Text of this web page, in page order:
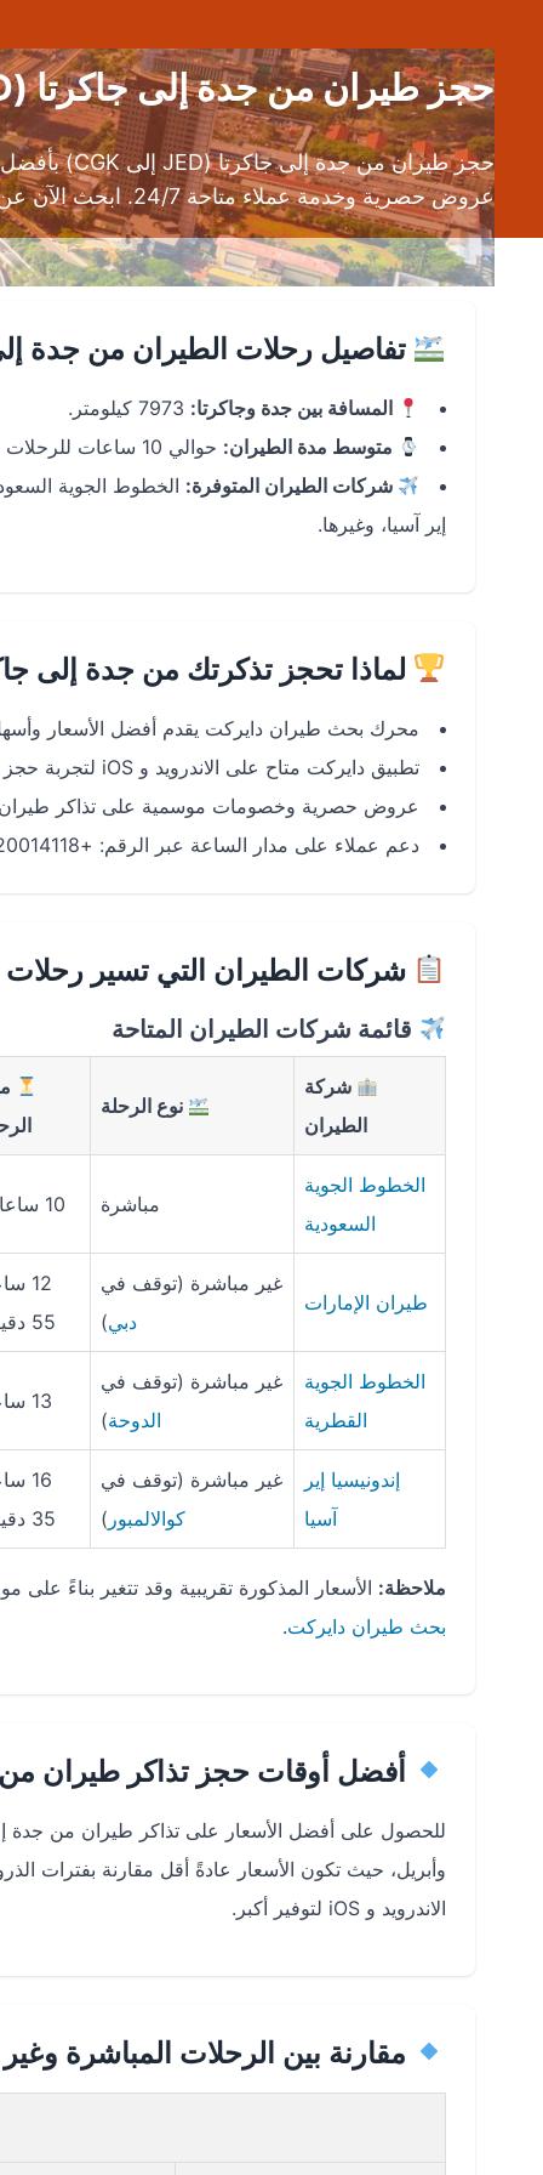
حجز طيران من جدة إلى جاكرتا (JED إلى CGK) | تذاكر طيران رخيصة
عروض حصرية وخدمة عملاء متاحة 24/7. ابحث الآن عن رحلات من مطار الملك عبد العزيز الدولي (JED) إلى مطار سوكارنو هاتا الدولي (CGK).
تفاصيل رحلات الطيران من جدة
المسافة بين جدة وجاكرتا:
متوسط مدة الطيران: حوالي 10 ساعات للرحلات المباشرة، و12-17 ساعة للرحلات غير المباشرة حسب التوقف.
شركات الطيران المتوفرة: الخطوط الجوية
إير آسيا، وغيرها.
لماذا تحجز تذكرتك من جدة إلى
محرك بحث طيران دايركت يقدم أفضل الأسعار
تطبيق دايركت متاح على الاندرويد و iOS لتجربة حجز سلسة.
عروض حصرية وخصومات موسمية على تذاكر طيران
دعم عملاء على مدار الساعة عبر الرقم: +966920014118
شركات الطيران التي تسير رحلات
قائمة شركات الطيران المتاحة
شركة
الطيران
نوع الرحلة
الخطوط الجوية
السعودية
مباشرة 10 ساعات
طيران الإمارات
غير مباشرة (توقف في
دبي)
12
55 دقيقة
الخطوط الجوية
القطرية
غير مباشرة (توقف في
الدوحة)
13 ساعة
إندونيسيا إير
آسيا
غير مباشرة (توقف في
كوالالمبور )
16
35 دقيقة
ملاحظة: الأسعار المذكورة تقريبية وقد تتغير بناءً
بحث طيران دايركت.
أفضل أوقات حجز تذاكر طيران
للحصول على أفضل الأسعار على تذاكر طيران من جدة
وأبريل، حيث تكون الأسعار عادةً أقل مقارنة بفترات
الاندرويد و iOS لتوفير أكبر.
مقارنة بين الرحلات المباشرة